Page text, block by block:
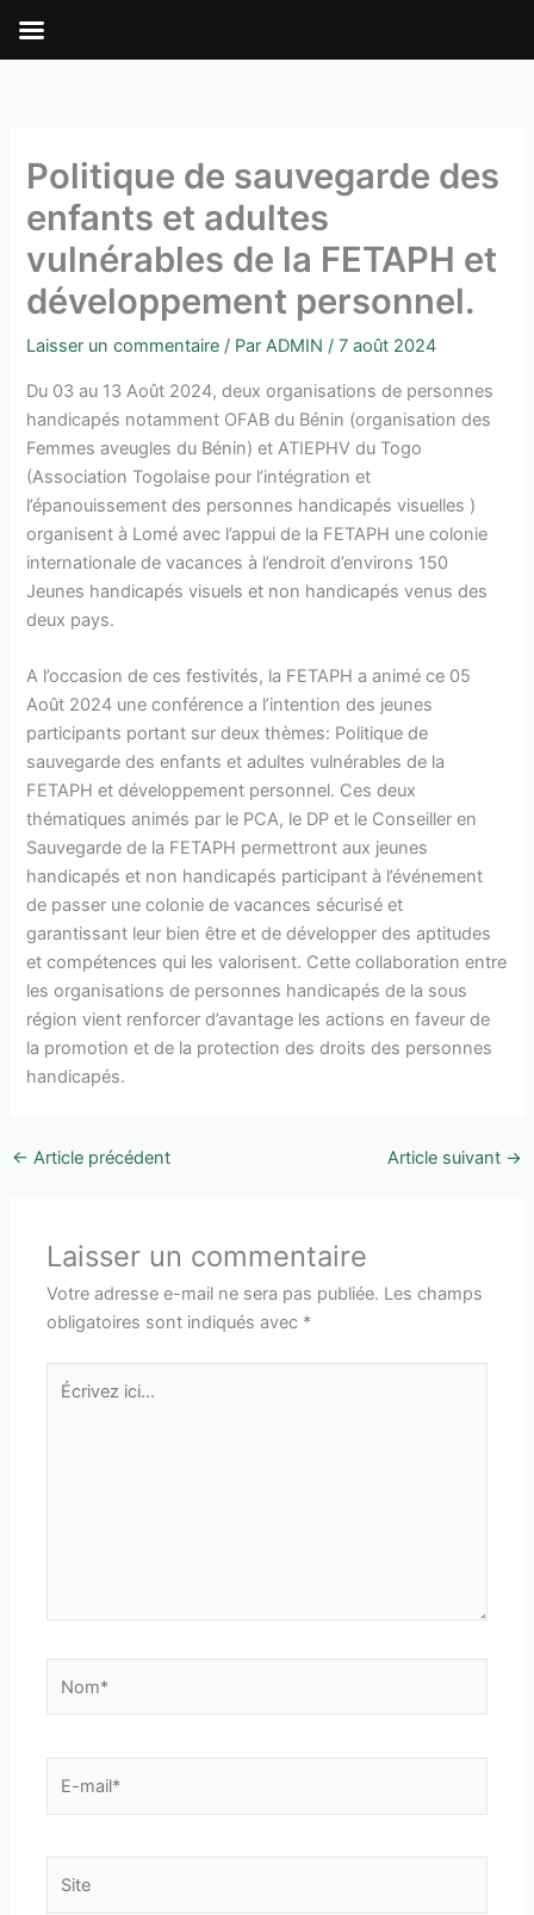
Politique de sauvegarde des
enfants et adultes
vulnérables de la FETAPH et
développement personnel.
Laisser un commentaire / ParADMIN/7 août 2024
Du 03 au 13 Août 2024, deux organisations de personnes
handicapés notamment OFAB du Bénin (organisation des
Femmes aveugles du Bénin) et ATIEPHV du Togo
(Association Togolaise pour l’intégration et
l’épanouissement des personnes handicapés visuelles )
organisent à Lomé avec l’appui de la FETAPH une colonie
internationale de vacances à l’endroit d’environs 150
Jeunes handicapés visuels et non handicapés venus des
deux pays.
A l’occasion de ces festivités, la FETAPH a animé ce 05
Août 2024 une conférence a l’intention des jeunes
participants portant sur deux thèmes: Politique de
sauvegarde des enfants et adultes vulnérables de la
FETAPH et développement personnel. Ces deux
thématiques animés par le PCA, le DP et le Conseiller en
Sauvegarde de la FETAPH permettront aux jeunes
handicapés et non handicapés participant à l’événement
de passer une colonie de vacances sécurisé et
garantissant leur bien être et de développer des aptitudes
et compétences qui les valorisent. Cette collaboration entre
les organisations de personnes handicapés de la sous
région vient renforcer d’avantage les actions en faveur de
la promotion et de la protection des droits des personnes
handicapés.
← Article précédent Article suivant →
Laisser un commentaire
Votre adresse e-mail ne sera pas publiée. Les champs
obligatoires sont indiqués avec *
Écrivez
ici…
mail*